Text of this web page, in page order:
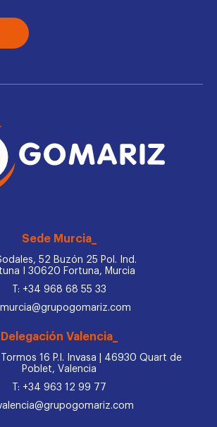
Sede Murcia_
52 Buzón 25 Pol. Ind.
I 30620 Fortuna, Murcia
T: +34 968 68 55 33
murcia@grupogomariz.com
Delegación Valencia_
16 P.I. Invasa | 46930 Quart de
Poblet, Valencia
T: +34 963 12 99 77